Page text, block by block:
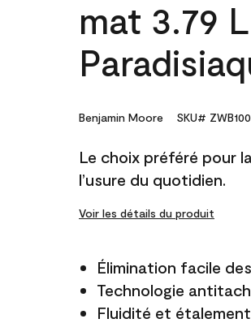
mat 3.79
Benjamin Moore SKU#
Le choix préféré pour
l’usure du quotidien.
Voir les détails du produit
Élimination facile
Technologie
Fluidité et